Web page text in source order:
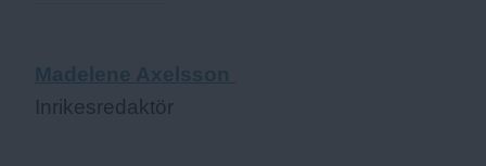
Madelene Axelsson
Inrikesredaktör